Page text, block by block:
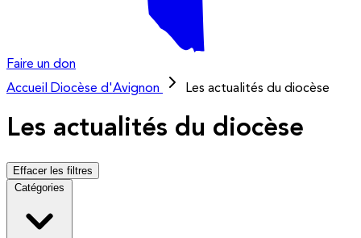
Faire un don
Accueil
Diocèse d'Avignon Les actualités du diocèse
Les actualités du diocèse
Effacer les filtres
Catégories